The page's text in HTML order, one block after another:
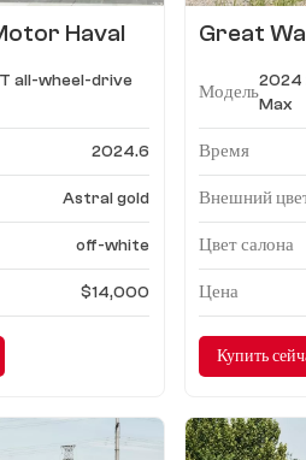
Haval
Pro
all-wheel-drive
2024.6
Astral gold
off-white
$14,000
Great
Модель
2024
Max
Время
Внешний
Цвет салона
Цена
Купить